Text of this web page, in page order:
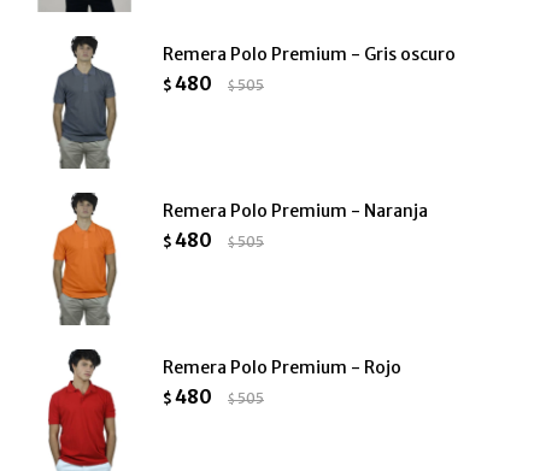
Remera Polo Premium - Gris oscuro
$ 480 $505
Remera Polo Premium - Naranja
$ 480 $505
Remera Polo Premium - Rojo
$ 480 $505